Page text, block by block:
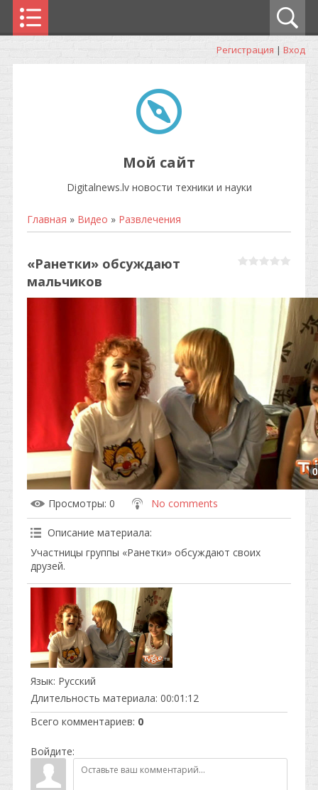
Регистрация | Вход
Мой сайт
Digitalnews.lv новости техники и науки
Главная » Видео » Развлечения
«Ранетки» обсуждают
мальчиков
Просмотры: 0 No comments
Описание материала:
Участницы группы «Ранетки» обсуждают своих
друзей.
Язык: Русский
Длительность материала: 00:01:12
Всего комментариев: 0
Войдите: